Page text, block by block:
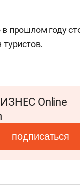
прошлом году
туристов.
Online
подписаться